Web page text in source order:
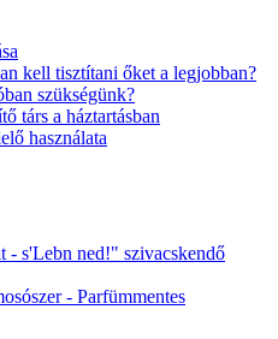
kell tisztítani őket a legjobban?
szükségünk?
társ a háztartásban
használata
- s'Lebn ned!" szivacskendő
- Parfümmentes